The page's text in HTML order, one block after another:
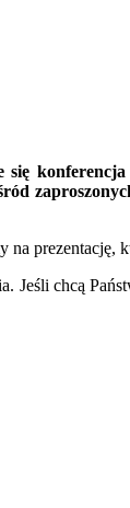
prezentację,
Jeśli chcą